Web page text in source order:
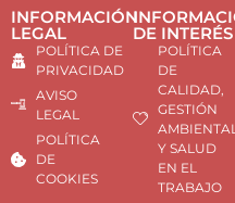
INFORMACIÓN
LEGAL
POLÍTICA DE
PRIVACIDAD
AVISO
LEGAL
POLÍTICA
DE
COOKIES
DE INTERÉS
POLÍTICA
DE
CALIDAD,
GESTIÓN
Y SALUD
EN EL
TRABAJO